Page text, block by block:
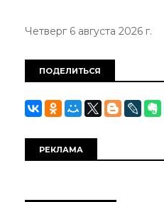
Четверг 6 августа 2026 г.
ПОДЕЛИТЬСЯ
РЕКЛАМА